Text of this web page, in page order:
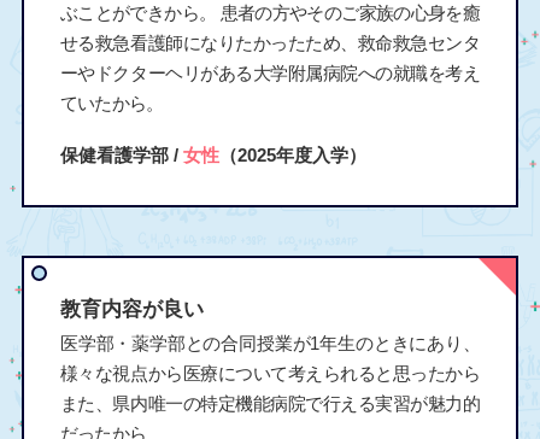
ぶことができから。 患者の方やそのご家族の心身を癒
せる救急看護師になりたかったため、救命救急センタ
ーやドクターヘリがある大学附属病院への就職を考え
ていたから。
保健看護学部 / 女性（2025年度入学）
教育内容が良い
医学部・薬学部との合同授業が1年生のときにあり、
様々な視点から医療について考えられると思ったから
また、県内唯一の特定機能病院で行える実習が魅力的
だったから